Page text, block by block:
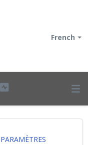
French